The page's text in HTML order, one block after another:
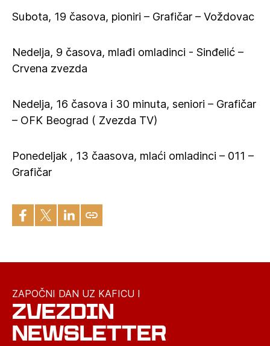
Subota, 19 časova, pioniri – Grafičar – Voždovac
Nedelja, 9 časova, mlađi omladinci - Sinđelić –
Crvena zvezda
Nedelja, 16 časova i 30 minuta, seniori – Grafičar
– OFK Beograd ( Zvezda TV)
Ponedeljak , 13 čaasova, mlaći omladinci – 011 –
Grafičar
ZAPOČNI DAN UZ KAFICU I
ZVEZDIN
NEWSLETTER